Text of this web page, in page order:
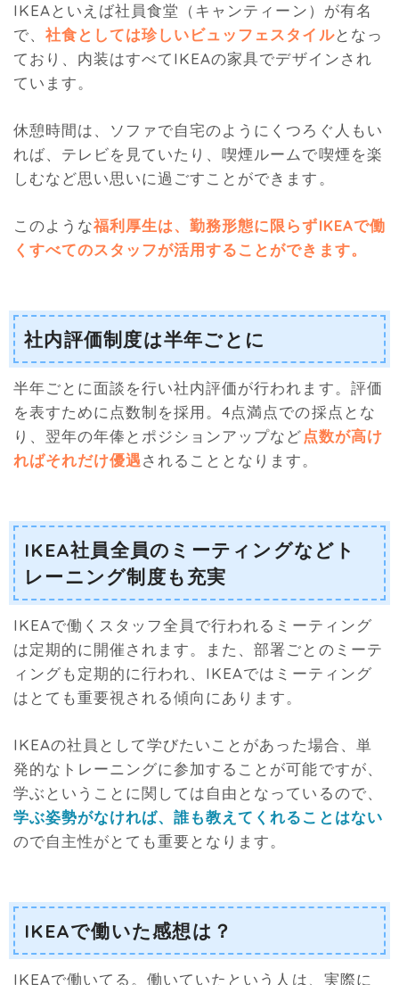
IKEAといえば社員食堂（キャンティーン）が有名
で、社食としては珍しいビュッフェスタイルとなっ
ており、内装はすべてIKEAの家具でデザインされ
ています。
休憩時間は、ソファで自宅のようにくつろぐ人もい
れば、テレビを見ていたり、喫煙ルームで喫煙を楽
しむなど思い思いに過ごすことができます。
このような福利厚生は、勤務形態に限らずIKEAで働
くすべてのスタッフが活用することができます。
社内評価制度は半年ごとに
半年ごとに面談を行い社内評価が行われます。評価
を表すために点数制を採用。4点満点での採点とな
り、翌年の年俸とポジションアップなど点数が高け
ればそれだけ優遇されることとなります。
IKEA社員全員のミーティングなどト
レーニング制度も充実
IKEAで働くスタッフ全員で行われるミーティング
は定期的に開催されます。また、部署ごとのミーテ
ィングも定期的に行われ、IKEAではミーティング
はとても重要視される傾向にあります。
IKEAの社員として学びたいことがあった場合、単
発的なトレーニングに参加することが可能ですが、
学ぶということに関しては自由となっているので、
学ぶ姿勢がなければ、誰も教えてくれることはない
ので自主性がとても重要となります。
IKEAで働いた感想は？
IKEAで働いてる。働いていたという人は、実際に